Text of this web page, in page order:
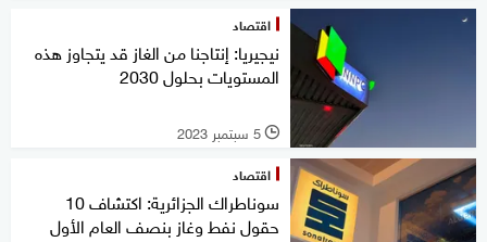
اقتصاد
نيجيريا: إنتاجنا من الغاز قد يتجاوز هذه
المستويات بحلول 2030
l 5 سبتمبر 2023
اقتصاد
سوناطراك الجزائرية: اكتشاف 10
حقول نفط وغاز بنصف العام الأول